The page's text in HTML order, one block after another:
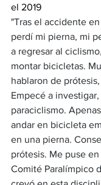
el 2019
"Tras el accidente
perdí mi pierna, mi
a regresar al
montar bicicletas.
hablaron de
Empecé a
paraciclismo.
andar en bicicleta
en una pierna.
prótesis. Me puse
Comité Paralímpico